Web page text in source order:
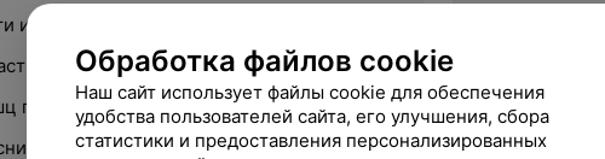
и предплечья
грудной клетки
передней брюшной стенки
крестцовой области
Обработка файлов cookie
Наш сайт использует файлы cookie для обеспечения
удобства пользователей сайта, его улучшения, сбора
статистики и предоставления персонализированных